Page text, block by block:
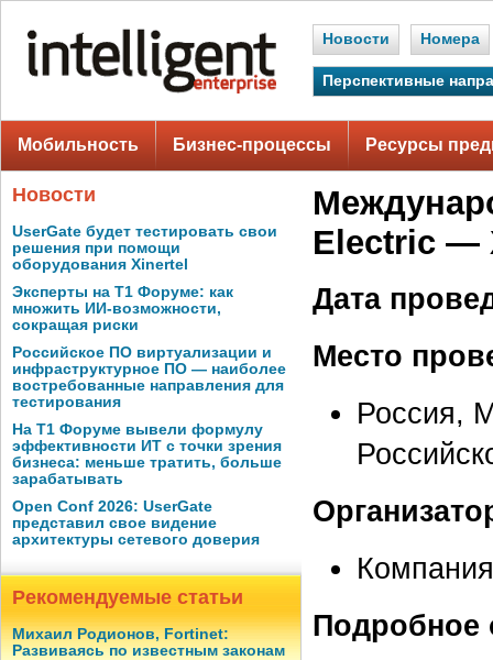
Новости Номера
Перспективные
Мобильность Бизнес-процессы Ресурсы
Новости
UserGate будет тестировать свои
решения при помощи
оборудования Xinertel
Эксперты на Т1 Форуме: как
множить ИИ-возможности,
сокращая риски
Российское ПО виртуализации и
инфраструктурное ПО — наиболее
востребованные направления для
тестирования
На Т1 Форуме вывели формулу
эффективности ИТ с точки зрения
бизнеса: меньше тратить, больше
зарабатывать
Open Conf 2026: UserGate
представил свое видение
архитектуры сетевого доверия
Рекомендуемые статьи
Михаил Родионов, Fortinet:
Развиваясь по известным законам
Electric —
Дата
Место
Россия,
Подробное